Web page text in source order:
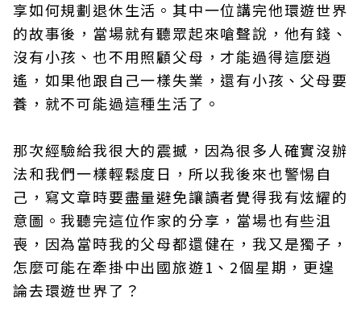
享如何規劃退休生活。其中一位講完他環遊世界
的故事後，當場就有聽眾起來嗆聲說，他有錢、
沒有小孩、也不用照顧父母，才能過得這麼逍
遙，如果他跟自己一樣失業，還有小孩、父母要
養，就不可能過這種生活了。
那次經驗給我很大的震撼，因為很多人確實沒辦
法和我們一樣輕鬆度日，所以我後來也警惕自
己，寫文章時要盡量避免讓讀者覺得我有炫耀的
意圖。我聽完這位作家的分享，當場也有些沮
喪，因為當時我的父母都還健在，我又是獨子，
怎麼可能在牽掛中出國旅遊1、2個星期，更遑
論去環遊世界了？